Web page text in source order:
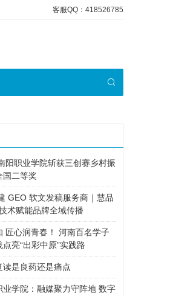
客服QQ：418526785
阳职业学院斩获三创赛乡村振
国二等奖
GEO 软文发稿服务商｜慧品
术赋能品牌全域传播
匠心润青春！ 河南百名学子
亮“出彩中原”实践路
读是良药还是痛点
业学院：融媒聚力守阵地 数字